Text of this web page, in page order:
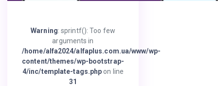
Warning: sprintf(): Too few
arguments in
/home/alfa2024/alfaplus.com.ua/www/wp-
content/themes/wp-bootstrap-
4/inc/template-tags.php on line
31